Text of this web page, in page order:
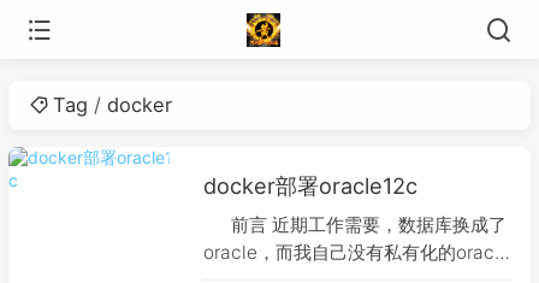
Tag docker
docker部署oracle12c
前言 近期工作需要，数据库换成了
oracle，而我自己没有私有化的oracle